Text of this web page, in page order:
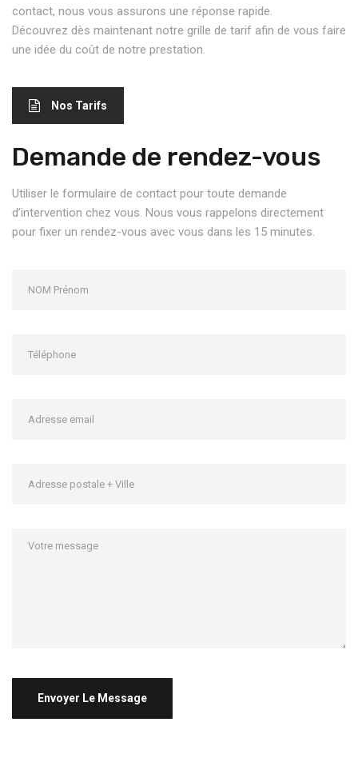
contact, nous vous assurons une réponse rapide.
Découvrez dès maintenant notre grille de tarif afin de vous faire
une idée du coût de notre prestation.
Nos Tarifs
Demande de rendez-vous
Utiliser le formulaire de contact pour toute demande
d’intervention chez vous. Nous vous rappelons directement
pour fixer un rendez-vous avec vous dans les 15 minutes.